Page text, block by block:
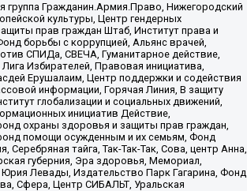
группа Гражданин.Армия.Право, Нижегородский
культуры, Центр гендерных
прав граждан Штаб, Институт права и
борьбы с коррупцией, Альянс врачей,
СПИДа, СВЕЧА, Гуманитарное действие,
Избирателей, Правовая инициатива,
Ерушалаим, Центр поддержки и содействия
информации, Горячая Линия, В защиту
глобализации и социальных движений,
инициатив Действие,
охраны здоровья и защиты прав граждан,
помощи осужденным и их семьям, Фонд
Серебряная тайга, Так-Так-Так, Сова, центр Анна,
губерния, Эра здоровья, Мемориал,
Левады, Издательство Парк Гагарина, Фонд
Сфера, Центр СИБАЛЬТ, Уральская